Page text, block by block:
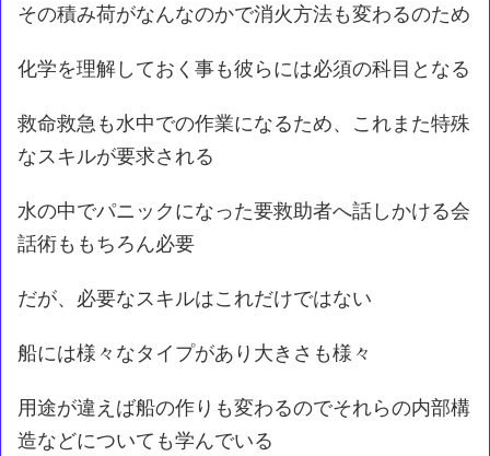
その積み荷がなんなのかで消火方法も変わるのため
化学を理解しておく事も彼らには必須の科目となる
救命救急も水中での作業になるため、これまた特殊
なスキルが要求される
水の中でパニックになった要救助者へ話しかける会
話術ももちろん必要
だが、必要なスキルはこれだけではない
船には様々なタイプがあり大きさも様々
用途が違えば船の作りも変わるのでそれらの内部構
造などについても学んでいる